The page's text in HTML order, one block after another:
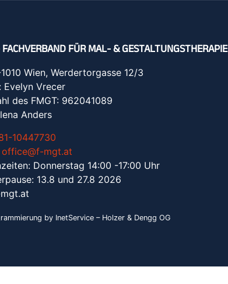
FÜR MAL- & GESTALTUNGSTHERAPIE
Wien, Werdertorgasse 12/3
Evelyn Vrecer
des FMGT: 962041089
Anders
10447730
office@f-mgt.at
Donnerstag 14:00 -17:00 Uhr
13.8 und 27.8 2026
t
by InetService – Holzer & Dengg OG